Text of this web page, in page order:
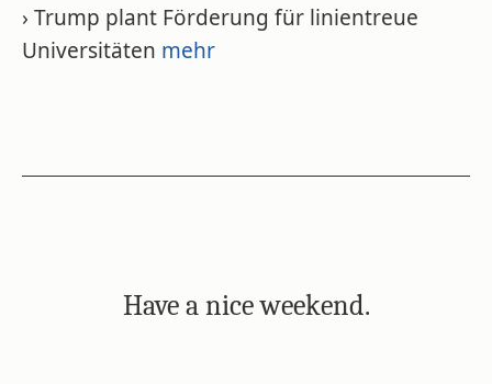
› Trump plant Förderung für linientreue
Universitäten mehr
Have a nice weekend.